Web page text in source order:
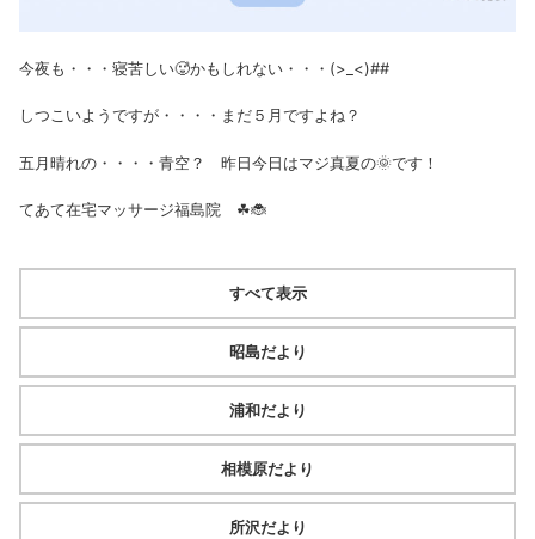
今夜も・・・寝苦しい🥵かもしれない・・・(>_<)##
しつこいようですが・・・・まだ５月ですよね？
五月晴れの・・・・青空？ 昨日今日はマジ真夏の🌞です！
てあて在宅マッサージ福島院 ☘🐞
すべて表示
昭島だより
浦和だより
相模原だより
所沢だより